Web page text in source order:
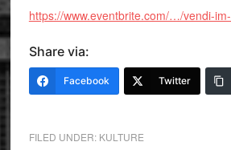
https://www.eventbrite.com/…/vendi-
Share via:
Facebook Twitter
FILED UNDER: KULTURE